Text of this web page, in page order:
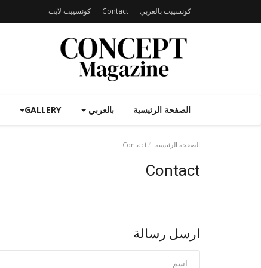
كونسيبت بالعربي Contact كونسيبت لايت
الصفحة الرئيسية بالعربي GALLERY
الصفحة الرئيسية Contact
Contact
ارسل رسالة